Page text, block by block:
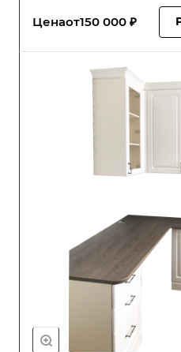
Ценаот150 000 ₽